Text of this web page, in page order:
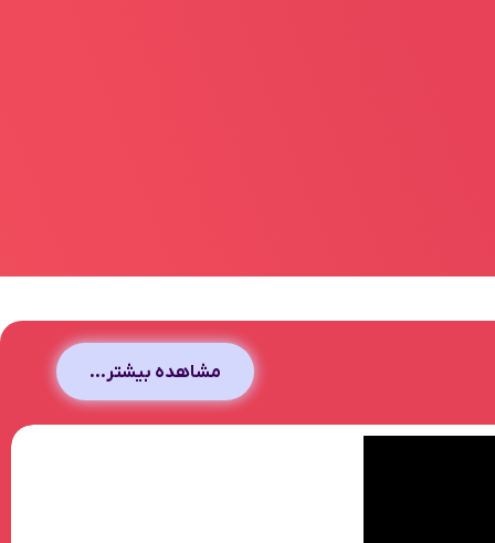
مشاهده بیشتر...